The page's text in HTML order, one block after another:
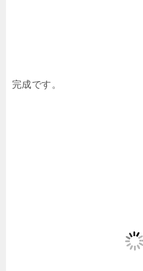
完成です。